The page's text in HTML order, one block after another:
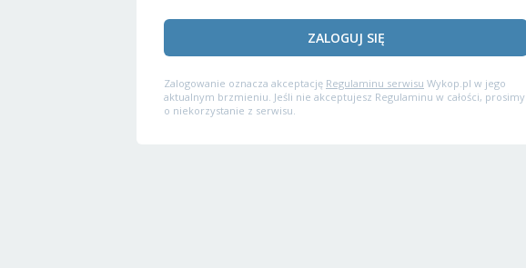
ZALOGUJ SIĘ
Zalogowanie oznacza akceptację Regulaminu serwisu Wykop.pl w jego
aktualnym brzmieniu. Jeśli nie akceptujesz Regulaminu w całości, prosimy
o niekorzystanie z serwisu.